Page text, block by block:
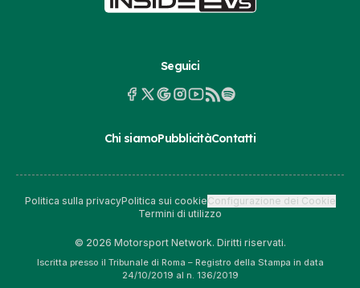
Seguici
Chi siamoPubblicitàContatti
Politica sulla privacyPolitica sui cookieConfigurazione dei Cookie
Termini di utilizzo
© 2026 Motorsport Network. Diritti riservati.
Iscritta presso il Tribunale di Roma – Registro della Stampa in data
24/10/2019 al n. 136/2019